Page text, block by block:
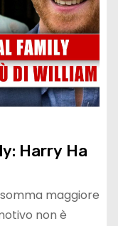
Harry Ha
maggiore
non è